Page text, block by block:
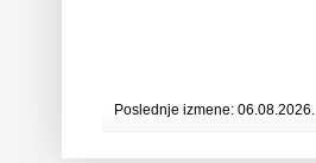
Poslednje izmene: 06.08.2026.